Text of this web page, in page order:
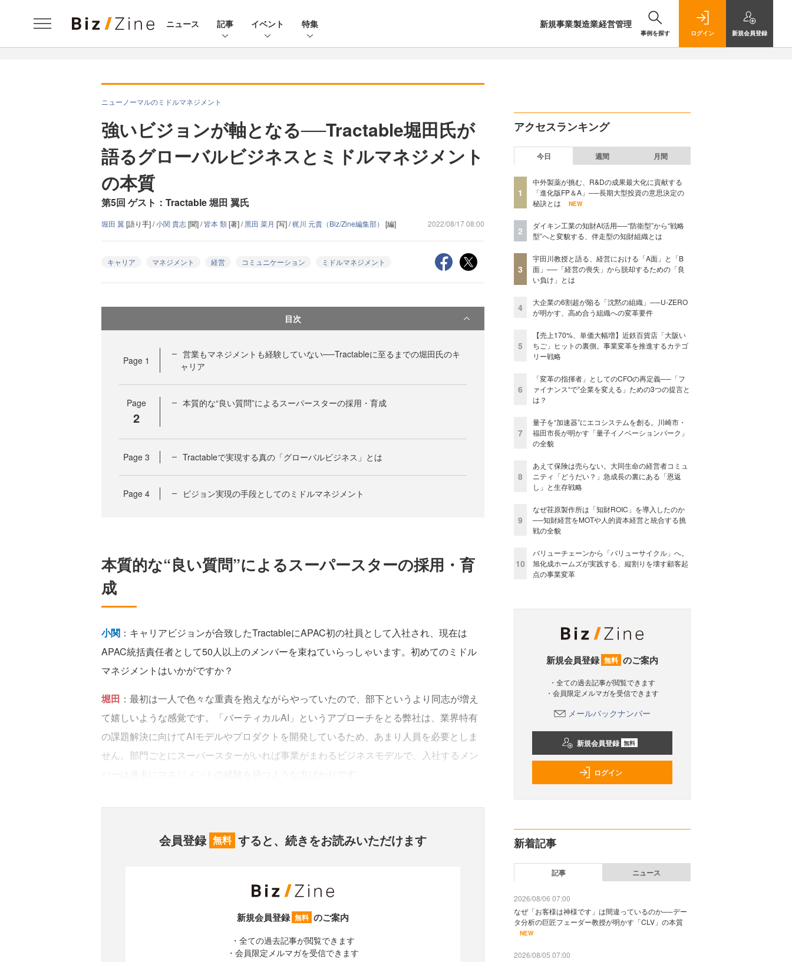
ニュース 記事 イベント 特集 新規事業製造業経営管理
事例を探す ログイン 新規会員登録
ニューノーマルのミドルマネジメント
強いビジョンが軸となる──Tractable堀田氏が
語るグローバルビジネスとミドルマネジメント
の本質
第5回 ゲスト：Tractable 堀田 翼氏
堀田 翼 [語り手] /小関 貴志[聞] /皆本 類[著] /黑田 菜月 [写] /梶川 元貴（Biz/Zine編集部） [編] 2022/08/17 08:00
キャリア マネジメント 経営 コミュニケーション ミドルマネジメント
目次
Page 1
営業もマネジメントも経験していない──Tractableに至るまでの堀田氏のキ
ャリア
Page
2
本質的な“良い質問”によるスーパースターの採用・育成
Page 3 Tractableで実現する真の「グローバルビジネス」とは
Page 4 ビジョン実現の手段としてのミドルマネジメント
本質的な“良い質問”によるスーパースターの採用・育
成
小関 ：キャリアビジョンが合致したTractableにAPAC初の社員として入社され、現在は
APAC統括責任者として50人以上のメンバーを束ねていらっしゃいます。初めてのミドル
マネジメントはいかがですか？
堀田 ：最初は一人で色々な重責を抱えながらやっていたので、部下というより同志が増え
て嬉しいような感覚です。「バーティカルAI」というアプローチをとる弊社は、業界特有
の課題解決に向けてAIモデルやプロダクトを開発しているため、あまり人員を必要としま
せん。部門ごとにスーパースターがいれば事業がまわるビジネスモデルで、入社するメン
会員登録 無料 すると、続きをお読みいただけます
新規会員登録 無料 のご案内
・全ての過去記事が閲覧できます
・会員限定メルマガを受信できます
アクセスランキング
今日 週間 月間
1
中外製薬が挑む、R&Dの成果最大化に貢献する
「進化版FP＆A」──長期大型投資の意思決定の
秘訣とは
NEW
2
ダイキン工業の知財AI活用──“防衛型”から“戦略
型”へと変貌する、伴走型の知財組織とは
3
宇田川教授と語る、経営における「A面」と「B
面」──「経営の喪失」から脱却するための「良
い負け」とは
4
大企業の6割超が陥る「沈黙の組織」──U-ZERO
が明かす、高め合う組織への変革要件
5
【売上170%、単価大幅増】近鉄百貨店「大阪い
ちご」ヒットの裏側。事業変革を推進するカテゴ
リー戦略
6
「変革の指揮者」としてのCFOの再定義──「フ
ァイナンス“で”企業を変える」ための3つの提言と
は？
7
量子を“加速器”にエコシステムを創る。川崎市・
福田市長が明かす「量子イノベーションパーク」
の全貌
8
あえて保険は売らない。大同生命の経営者コミュ
ニティ「どうだい？」急成長の裏にある「恩返
し」と生存戦略
9
なぜ荏原製作所は「知財ROIC」を導入したのか
──知財経営をMOTや人的資本経営と統合する挑
戦の全貌
10
バリューチェーンから「バリューサイクル」へ。
旭化成ホームズが実践する、縦割りを壊す顧客起
点の事業変革
新規会員登録 無料 のご案内
・全ての過去記事が閲覧できます
・会員限定メルマガを受信できます
メールバックナンバー
新規会員登録 無料
ログイン
新着記事
記事 ニュース
2026/08/06 07:00
なぜ「お客様は神様です」は間違っているのか──デー
タ分析の巨匠フェーダー教授が明かす「CLV」の本質
NEW
2026/08/05 07:00